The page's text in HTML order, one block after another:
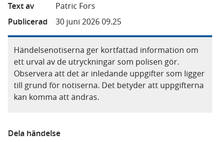
Text av
Patric Fors
Publicerad
30 juni 2026 09.25
Händelsenotiserna ger kortfattad information om
ett urval av de utryckningar som polisen gör.
Observera att det är inledande uppgifter som ligger
till grund för notiserna. Det betyder att uppgifterna
kan komma att ändras.
Dela händelse